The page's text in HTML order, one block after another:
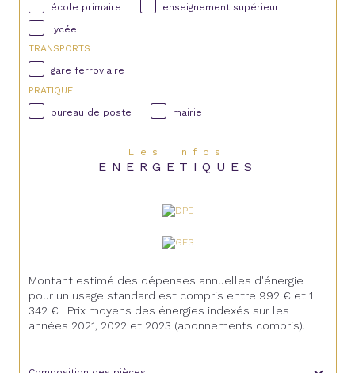
école primaire enseignement supérieur
lycée
TRANSPORTS
gare ferroviaire
PRATIQUE
bureau de poste
mairie
Les infos
ENERGETIQUES
Montant estimé des dépenses annuelles d'énergie
pour un usage standard est compris entre 992 € et 1
342 € . Prix moyens des énergies indexés sur les
années 2021, 2022 et 2023 (abonnements compris).